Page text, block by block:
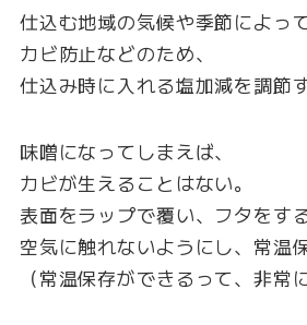
仕込む地域の気候や季節によっ
カビ防止などのため、
仕込み時に入れる塩加減を調節す
味噌になってしまえば、
カビが生えることはない。
表面をラップで覆い、フタをす
空気に触れないようにし、常温
（常温保存ができるって、非常